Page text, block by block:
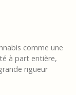
comme une
à part entière,
rigueur